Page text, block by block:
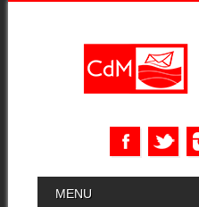
MAIN MENU
MENU